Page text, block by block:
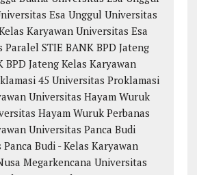
Esa Unggul Universitas
Karyawan Universitas Esa
Paralel STIE BANK BPD Jateng
BPD Jateng Kelas Karyawan
45 Universitas Proklamasi
Universitas Hayam Wuruk
Hayam Wuruk Perbanas
Universitas Panca Budi
Budi - Kelas Karyawan
Megarkencana Universitas